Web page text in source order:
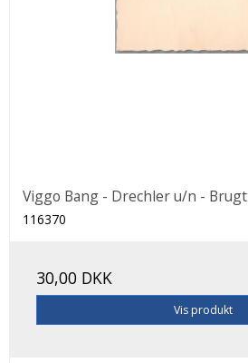
Viggo Bang - Drechler u/n - Brugt
116370
30,00 DKK
Vis produkt